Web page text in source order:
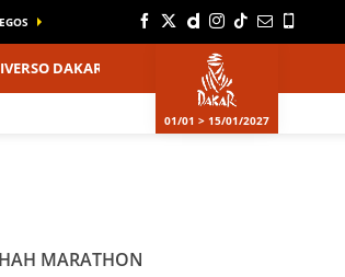
DAKAR
01/01 > 15/01/2027
MARATHON